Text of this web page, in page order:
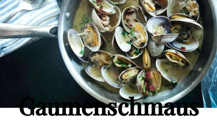
Gaumenschmaus